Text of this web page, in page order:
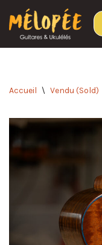
Aller
au
Accueil \ Vendu (Sold)